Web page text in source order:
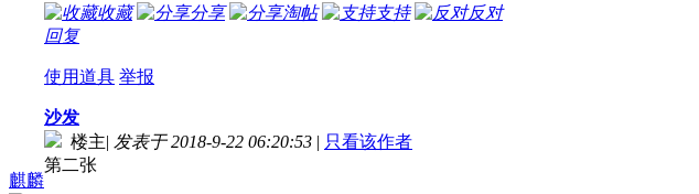
收藏
分享 淘帖 支持
反对
回复
使用道具 举报
麒麟
沙发
楼主| 发表于 2018-9-22 06:20:53 | 只看该作者
第二张